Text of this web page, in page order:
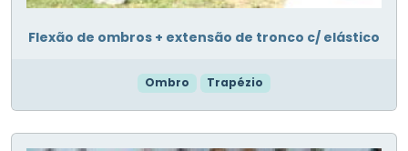
Flexão de ombros + extensão de tronco c/ elástico
Ombro Trapézio